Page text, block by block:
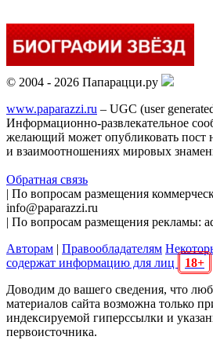
© 2004 - 2026 Папарацци.ру
www.paparazzi.ru – UGC (user
Информационно-развлекательное
желающий может опубликовать пост
и взаимоотношениях мировых
Обратная связь
| По вопросам размещения
info@paparazzi.ru
| По вопросам размещения рекламы:
Авторам | Правообладателям
содержат информацию для лиц
18+
Доводим до вашего сведения, что
материалов сайта возможна только
индексируемой гиперссылки и
первоисточника.